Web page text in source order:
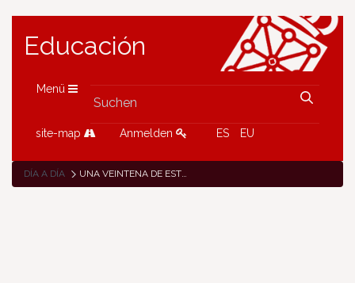
Educación
Menü
site-map Anmelden ES EU
DÍA A DÍA UNA VEINTENA DE ESTUDIANTES DE FORMACIÓN PROFESIONAL COMIENZAN EL CURSO EN EMPRESAS DE LA UNIÓN EUROPEA